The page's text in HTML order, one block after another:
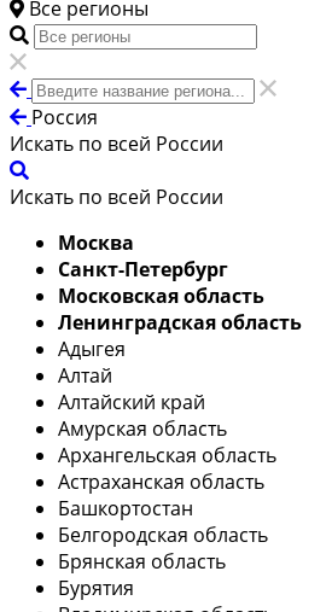
Все регионы
Россия
Искать по всей России
Искать по всей России
Москва
Санкт-Петербург
Московская область
Ленинградская область
Адыгея
Алтай
Алтайский край
Амурская область
Архангельская область
Астраханская область
Башкортостан
Белгородская область
Брянская область
Бурятия